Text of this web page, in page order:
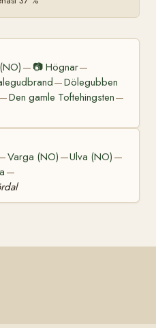
— 📷 Högnar—
—Dölegubben
—Den gamle Toftehingsten—
Varga (NO) —Ulva (NO) —
—